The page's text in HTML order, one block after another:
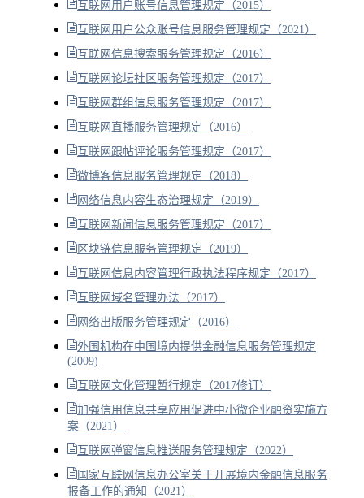
互联网用户账号信息管理规定（2015）
互联网用户公众账号信息服务管理规定（2021）
互联网信息搜索服务管理规定（2016）
互联网论坛社区服务管理规定（2017）
互联网群组信息服务管理规定（2017）
互联网直播服务管理规定（2016）
互联网跟帖评论服务管理规定（2017）
微博客信息服务管理规定（2018）
网络信息内容生态治理规定（2019）
互联网新闻信息服务管理规定（2017）
区块链信息服务管理规定（2019）
互联网信息内容管理行政执法程序规定（2017）
互联网域名管理办法（2017）
网络出版服务管理规定（2016）
外国机构在中国境内提供金融信息服务管理规定
(2009)
互联网文化管理暂行规定（2017修订）
加强信用信息共享应用促进中小微企业融资实施方
案（2021）
互联网弹窗信息推送服务管理规定（2022）
国家互联网信息办公室关于开展境内金融信息服务
报备工作的通知（2021）